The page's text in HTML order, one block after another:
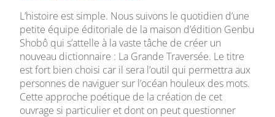
L’histoire est simple. Nous suivons le quotidien d’une
petite équipe éditoriale de la maison d’édition Genbu
Shobô qui s’attelle à la vaste tâche de créer un
nouveau dictionnaire : La Grande Traversée. Le titre
est fort bien choisi car il sera l’outil qui permettra aux
personnes de naviguer sur l’océan houleux des mots.
Cette approche poétique de la création de cet
ouvrage si particulier et dont on peut questionner